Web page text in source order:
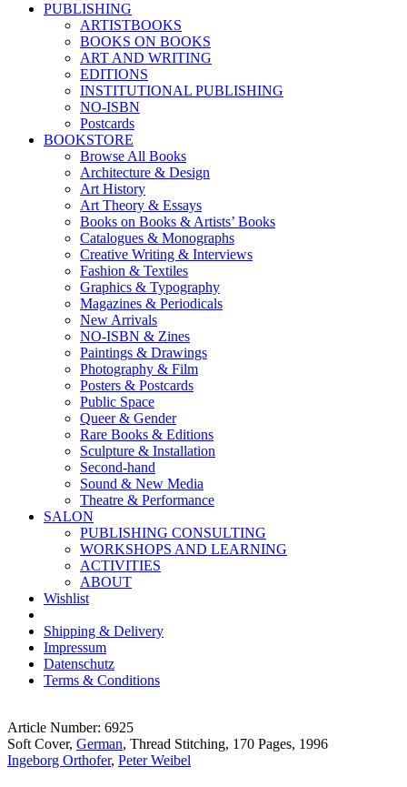
PUBLISHING
ARTISTBOOKS
BOOKS ON BOOKS
ART AND WRITING
EDITIONS
INSTITUTIONAL PUBLISHING
NO-ISBN
Postcards
BOOKSTORE
Browse All Books
Architecture & Design
Art History
Art Theory & Essays
Books on Books & Artists’ Books
Catalogues & Monographs
Creative Writing & Interviews
Fashion & Textiles
Graphics & Typography
Magazines & Periodicals
New Arrivals
NO-ISBN & Zines
Paintings & Drawings
Photography & Film
Posters & Postcards
Public Space
Queer & Gender
Rare Books & Editions
Sculpture & Installation
Second-hand
Sound & New Media
Theatre & Performance
SALON
PUBLISHING CONSULTING
WORKSHOPS AND LEARNING
ACTIVITIES
ABOUT
Wishlist
Shipping & Delivery
Impressum
Datenschutz
Terms & Conditions
Article Number: 6925
Soft Cover, German, Thread Stitching, 170 Pages, 1996
Ingeborg Orthofer, Peter Weibel